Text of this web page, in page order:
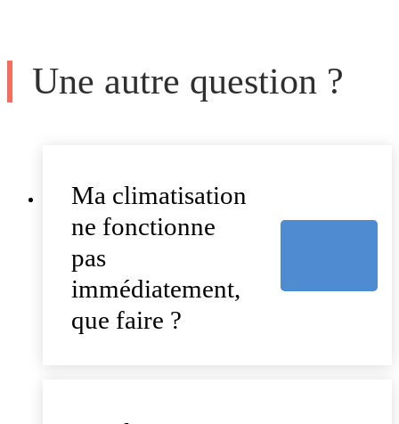
Une autre question ?
Ma climatisation
ne fonctionne
pas
immédiatement,
que faire ?